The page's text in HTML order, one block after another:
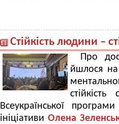
Стійкість людини –
Про
йшлося на
Всеукраїнської
ініціативиОлена